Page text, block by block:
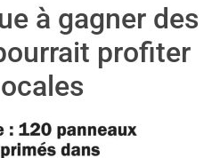
à gagner des
profiter